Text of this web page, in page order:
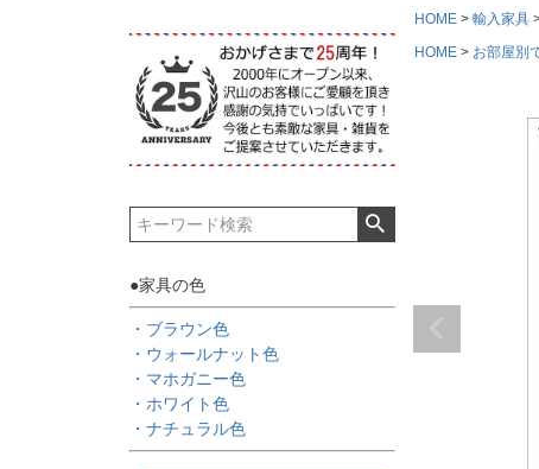
●家具の色
・ブラウン色
・ウォールナット色
・マホガニー色
・ホワイト色
・ナチュラル色
HOME 輸入家具
HOME
お部屋別